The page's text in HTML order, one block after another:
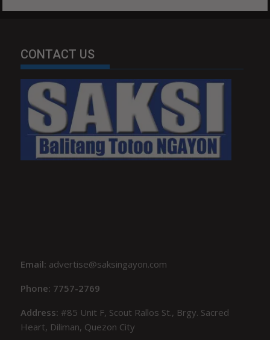
CONTACT US
Email: advertise@saksingayon.com
Phone: 7757-2769
Address:#85 Unit F, Scout Rallos St., Brgy. Sacred
Heart, Diliman, Quezon City